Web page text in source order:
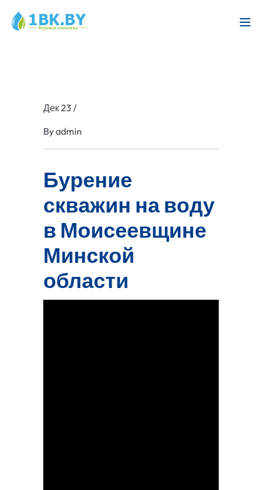
Дек 23 /
Byadmin
Бурение
скважин на воду
в Моисеевщине
Минской
области